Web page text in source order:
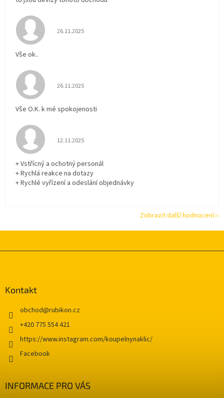
Hodnocení obchodu je 5 z 5 hvězdiček.
26.11.2025
Vše ok..
Hodnocení obchodu je 5 z 5 hvězdiček.
26.11.2025
Vše O.K. k mé spokojenosti
Hodnocení obchodu je 5 z 5 hvězdiček.
12.11.2025
+ Vstřícný a ochotný personál
+ Rychlá reakce na dotazy
+ Rychlé vyřízení a odeslání objednávky
Zobrazit další hodnocení
Kontakt
obchod@rubikon.cz
+420 775 554 421
Facebook
https://www.instagram.com/koupelnynaklic/
INFORMACE PRO VÁS